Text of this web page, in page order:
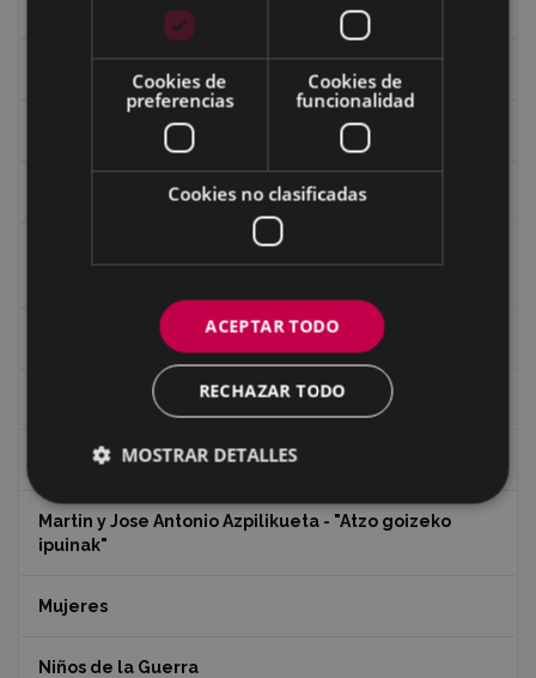
Iglesia de Azitain
Ignacio Zuloaga (1870-2020)
Ignacio Zuloaga, cuadros del autor en las tiendas de
Indalecio Ojanguren Diputación de Gipuzkoa
Juan Antonio Palacios HARRIA
Koko Dantzak
Martin y Jose Antonio Azpilikueta - "Atzo goizeko
ipuinak"
Mujeres
Niños de la Guerra
Cookies de
preferencias
Cookies de
funcionalidad
Cookies no clasificadas
ACEPTAR TODO
RECHAZAR TODO
MOSTRAR DETALLES